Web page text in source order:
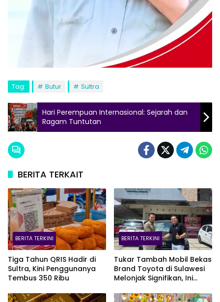
Tag: Butur Sultra
Hari Perempuan Internasional: Sejarah dan
Ragam Tuntutan
BERITA TERKAIT
BERITA TERKINI
Tiga Tahun QRIS Hadir di
Sultra, Kini Penggunanya
Tembus 350 Ribu
BERITA TERKINI
Tukar Tambah Mobil Bekas
Brand Toyota di Sulawesi
Melonjak Signifikan, Ini